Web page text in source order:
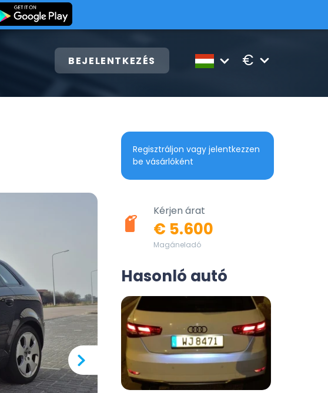
BEJELENTKEZÉS €
Regisztráljon vagy jelentkezzen
be vásárlóként
Kérjen árat
€ 5.600
Magáneladó
Hasonló autó